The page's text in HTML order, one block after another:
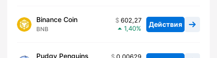
Binance Coin
BNB
602,27
1,40
Действия
Pudgy Penguins